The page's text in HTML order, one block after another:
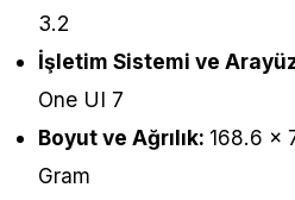
3.2
İşletim Sistemi ve
One UI 7
Boyut ve Ağrılık: 168.6 x
Gram